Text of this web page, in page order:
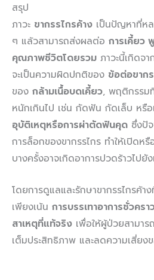
สรุป
ภาวะ ขากรรไกรค้าง เป็นปัญหาที่ห
ๆ แล้วสามารถส่งผลต่อ การเคี้ยว
คุณภาพชีวิตโดยรวม ภาวะนี้เกิดจ
จะเป็นความผิดปกติของ ข้อต่อขาก
ของ กล้ามเนื้อบดเคี้ยว, พฤติกรรมที่
หนักเกินไป เช่น กัดฟัน กัดเล็บ หรื
อุบัติเหตุหรือการผ่าตัดฟันคุด ซึ่งปั
การล็อกของขากรรไกร ทำให้เปิดห
บางครั้งอาจเกิดอาการปวดร้าวไป
โดยการดูแลและรักษาขากรรไกรค้
เพียงเน้น การบรรเทาอาการชั่วครา
สาเหตุที่แท้จริง เพื่อให้ผู้ป่วยสามาร
เต็มประสิทธิภาพ และลดความเสี่ยง